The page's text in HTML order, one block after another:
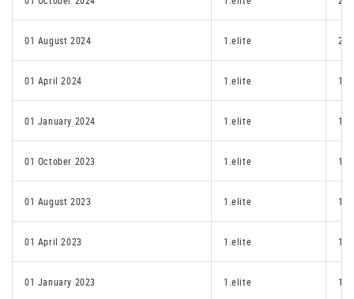
01 August 2024 1.elite 2.1
01 April 2024 1.elite
01 January 2024 1.elite
01 October 2023 1.elite
01 August 2023 1.elite
01 April 2023 1.elite
01 January 2023 1.elite